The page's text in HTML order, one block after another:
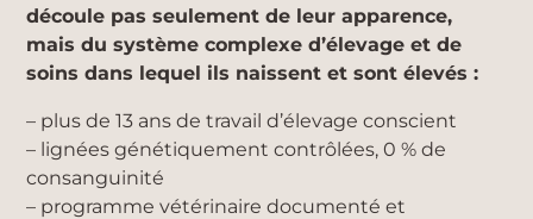
découle pas seulement de leur apparence,
mais du système complexe d’élevage et de
soins dans lequel ils naissent et sont élevés :
– plus de 13 ans de travail d’élevage conscient
– lignées génétiquement contrôlées, 0 % de
consanguinité
– programme vétérinaire documenté et